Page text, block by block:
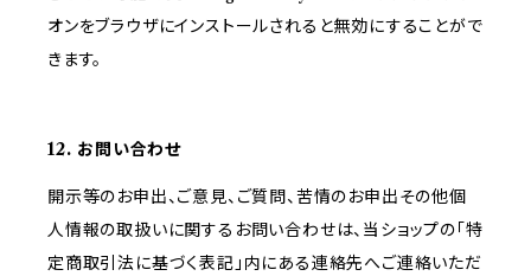
オンをブラウザにインストールされると無効にすることがで
きます。
12. お問い合わせ
開示等のお申出、ご意見、ご質問、苦情のお申出その他個
人情報の取扱いに関するお問い合わせは、当ショップの「特
定商取引法に基づく表記」内にある連絡先へご連絡いただ